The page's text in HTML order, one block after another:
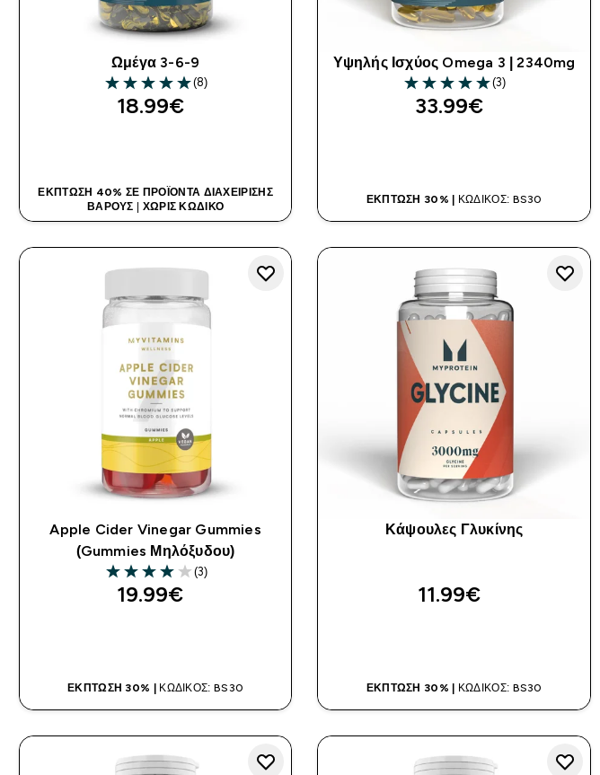
Ωμέγα 3-6-9
5 out of 5 stars
(8)
18.99€‎
ΈΚΠΤΩΣΗ 40% ΣΕ ΠΡΟΪΌΝΤΑ ΔΙΑΧΕΊΡΙΣΗΣ
ΒΆΡΟΥΣ | ΧΩΡΊΣ ΚΩΔΙΚΌ
Υψηλής Ισχύος Omega 3 | 2340mg
5 out of 5 stars
(3)
33.99€‎
ΈΚΠΤΩΣΗ 30% | ΚΩΔΙΚΌΣ: BS30
Apple Cider Vinegar Gummies
(Gummies Μηλόξυδου)
4 out of 5 stars
(3)
19.99€‎
ΈΚΠΤΩΣΗ 30% | ΚΩΔΙΚΌΣ: BS30
Κάψουλες Γλυκίνης
11.99€‎
ΈΚΠΤΩΣΗ 30% | ΚΩΔΙΚΌΣ: BS30